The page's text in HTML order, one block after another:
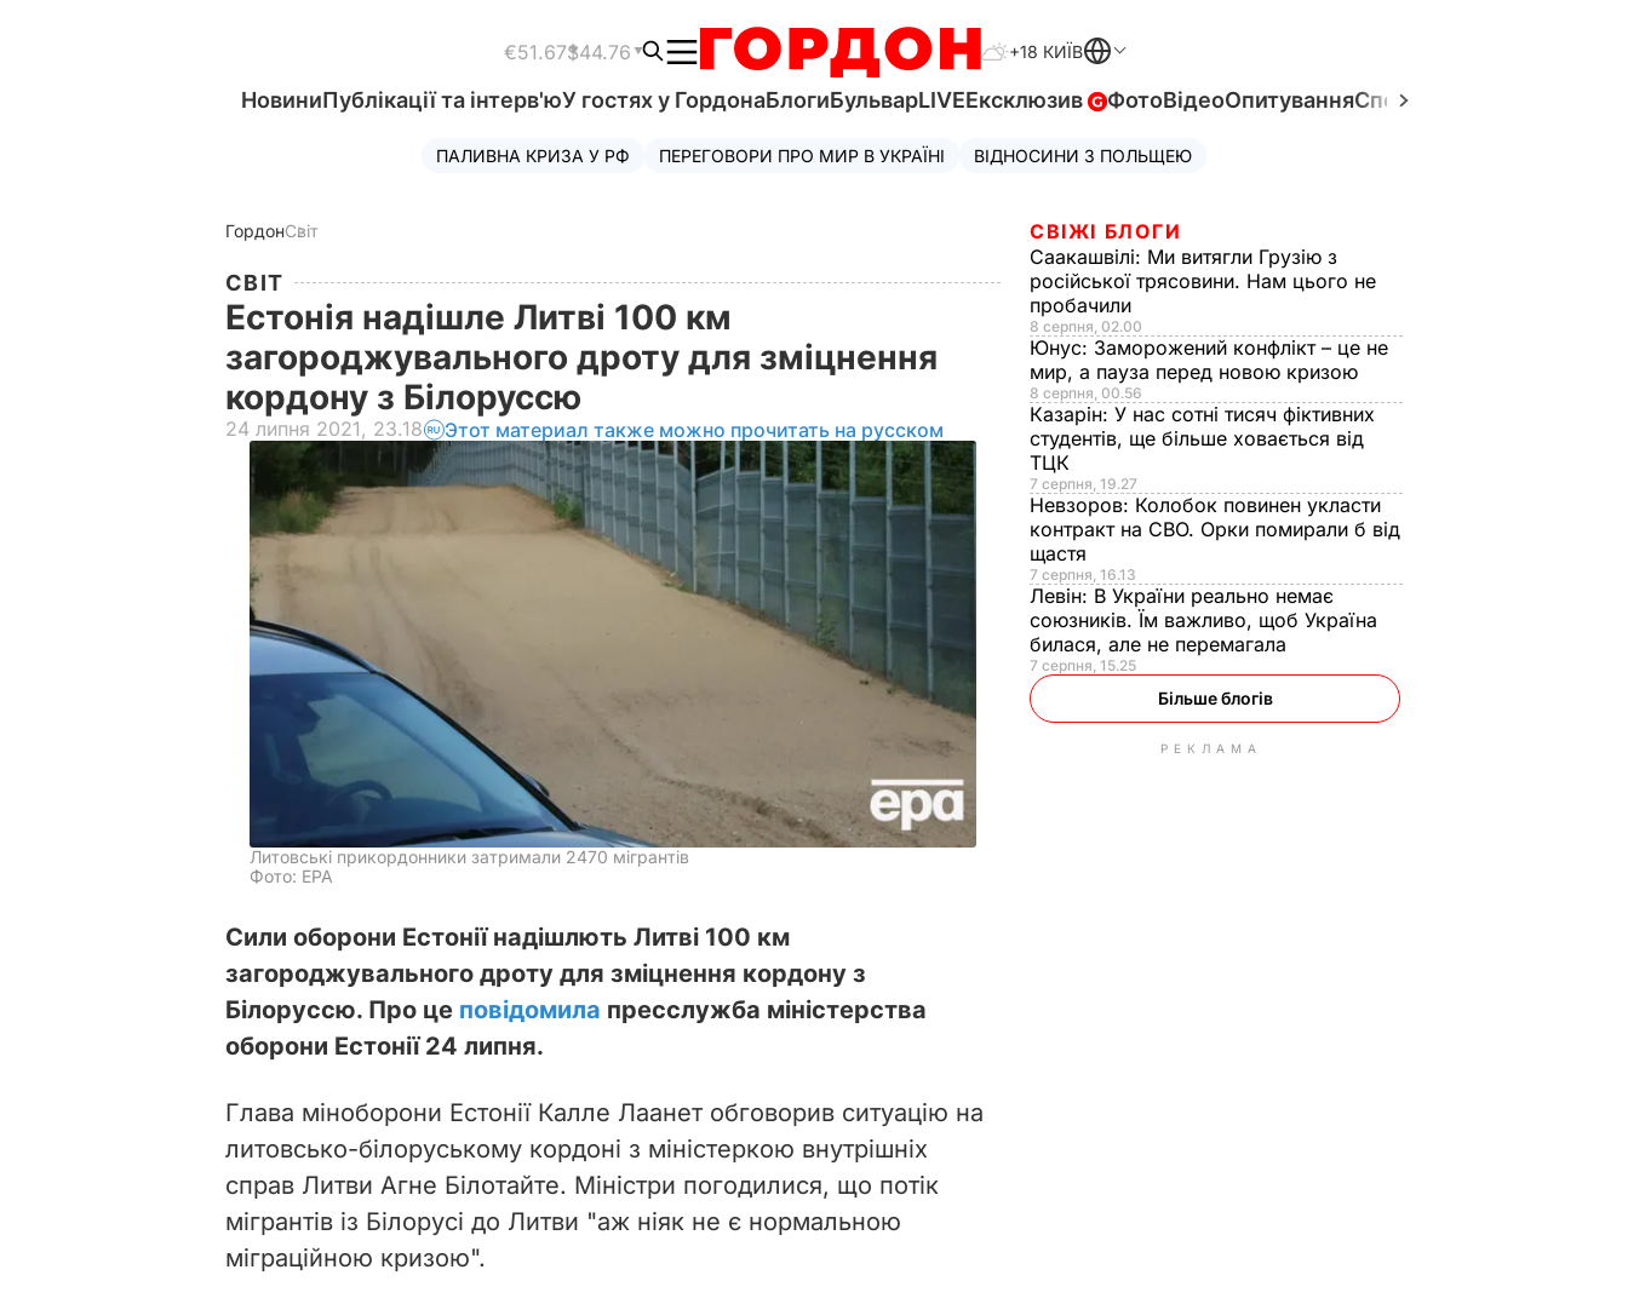
€51.67$44.76 +18 КИЇВ
НовиниПублікації та інтерв'юУ гостях у ГордонаБлогиБульварLIVEЕксклюзив ФотоВідеоОпитуванняСпецпроєкти
ПАЛИВНА КРИЗА У РФ ПЕРЕГОВОРИ ПРО МИР В УКРАЇНІ ВІДНОСИНИ З ПОЛЬЩЕЮ
ГордонСвіт
СВІТ
Естонія надішле Литві 100 км
загороджувального дроту для зміцнення
кордону з Білоруссю
24 липня 2021, 23.18 Этот материал также можно прочитать на русском
Литовські прикордонники затримали 2470 мігрантів
Фото: ЕРА
Сили оборони Естонії надішлють Литві 100 км
загороджувального дроту для зміцнення кордону з
Білоруссю. Про це повідомила пресслужба міністерства
оборони Естонії 24 липня.
Глава міноборони Естонії Калле Лаанет обговорив ситуацію на
литовсько-білоруському кордоні з міністеркою внутрішніх
справ Литви Агне Білотайте. Міністри погодилися, що потік
мігрантів із Білорусі до Литви "аж ніяк не є нормальною
міграційною кризою".
СВІЖІ БЛОГИ
Саакашвілі: Ми витягли Грузію з
російської трясовини. Нам цього не
пробачили
8 серпня, 02.00
Юнус: Заморожений конфлікт – це не
мир, а пауза перед новою кризою
8 серпня, 00.56
Казарін: У нас сотні тисяч фіктивних
студентів, ще більше ховається від
ТЦК
7 серпня, 19.27
Невзоров: Колобок повинен укласти
контракт на СВО. Орки помирали б від
щастя
7 серпня, 16.13
Левін: В України реально немає
союзників. Їм важливо, щоб Україна
билася, але не перемагала
7 серпня, 15.25
Більше блогів
РЕКЛАМА